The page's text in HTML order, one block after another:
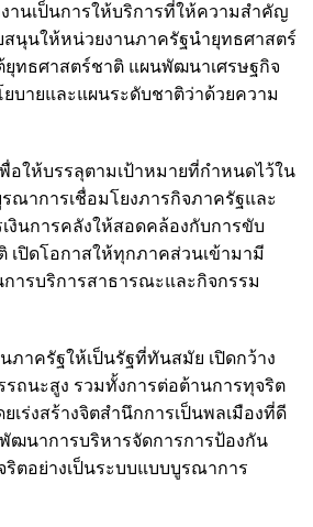
านเป็นการให้บริการที่ให้ความสำคัญ
สนุนให้หน่วยงานภาครัฐนำยุทธศาสตร์
ทธศาสตร์ชาติ แผนพัฒนาเศรษฐกิจ
บายและแผนระดับชาติว่าด้วยความ
อให้บรรลุตามเป้าหมายที่กำหนดไว้ใน
ณาการเชื่อมโยงภารกิจภาครัฐและ
งินการคลังให้สอดคล้องกับการขับ
เปิดโอกาสให้ทุกภาคส่วนเข้ามามี
ารบริการสาธารณะและกิจกรรม
าครัฐให้เป็นรัฐที่ทันสมัย เปิดกว้าง
ถนะสูง รวมทั้งการต่อต้านการทุจริต
เร่งสร้างจิตสำนึกการเป็นพลเมืองที่ดี
ฒนาการบริหารจัดการการป้องกัน
ตอย่างเป็นระบบแบบบูรณาการ